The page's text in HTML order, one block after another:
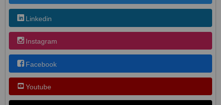
Linkedin
Instagram
Facebook
Youtube